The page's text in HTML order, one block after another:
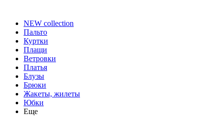
NEW collection
Пальто
Куртки
Плащи
Ветровки
Платья
Блузы
Брюки
Жакеты, жилеты
Юбки
Еще